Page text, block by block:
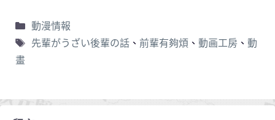
動漫情報
先輩がうざい後輩の話、 前輩有夠煩、 動画工房、 動
畫